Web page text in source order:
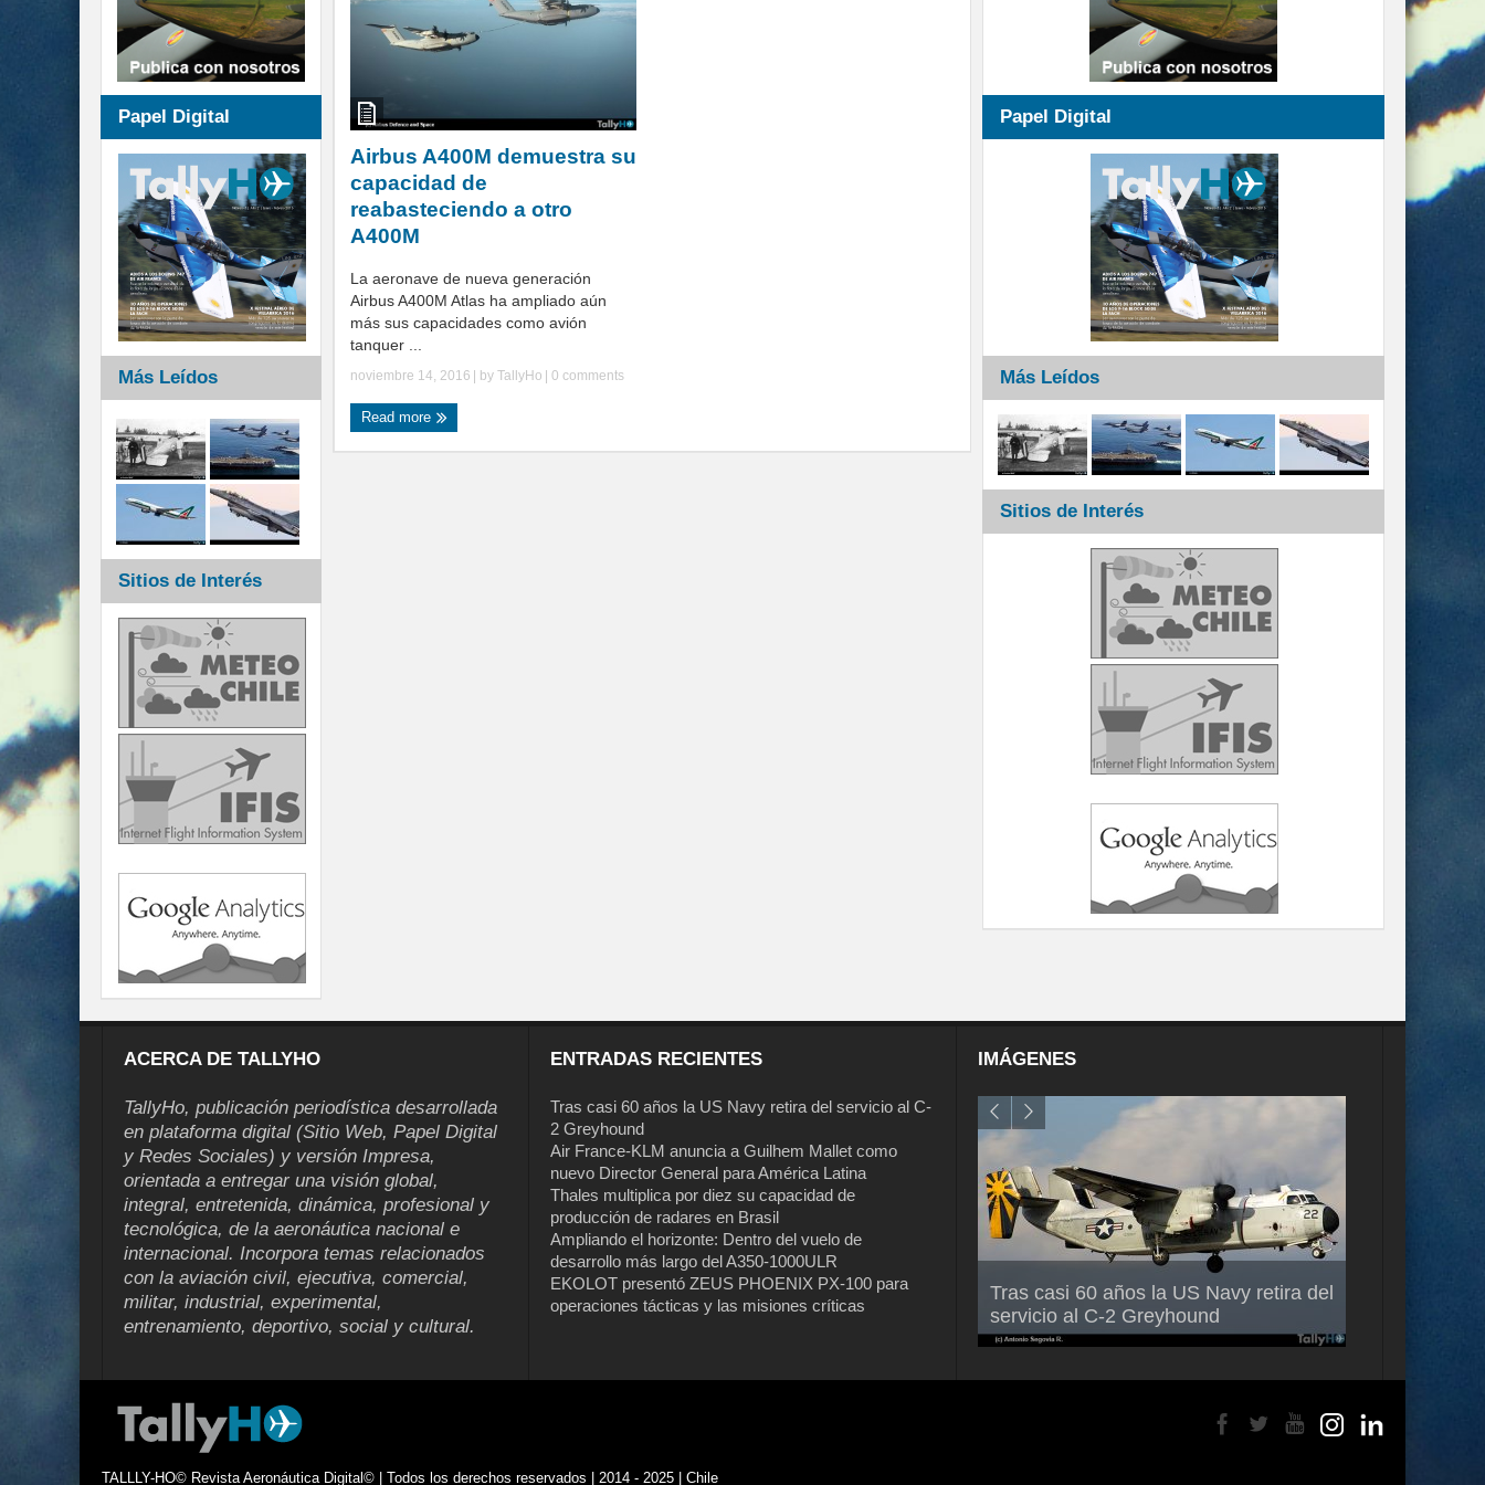
Airbus A400M demuestra su
capacidad de
reabasteciendo a otro
A400M
La aeronave de nueva generación
Airbus A400M Atlas ha ampliado aún
más sus capacidades como avión
tanquer ...
noviembre 14, 2016 | by TallyHo 0 comments
Read more
Papel Digital
Más Leídos
Sitios de Interés
Papel Digital
Más Leídos
Sitios de Interés
ACERCA DE TALLYHO
TallyHo, publicación periodística desarrollada
en plataforma digital (Sitio Web, Papel Digital
y Redes Sociales) y versión Impresa,
orientada a entregar una visión global,
integral, entretenida, dinámica, profesional y
tecnológica, de la aeronáutica nacional e
internacional. Incorpora temas relacionados
con la aviación civil, ejecutiva, comercial,
militar, industrial, experimental,
entrenamiento, deportivo, social y cultural.
ENTRADAS RECIENTES
Tras casi 60 años la US Navy retira del servicio al C-
2 Greyhound
Air France-KLM anuncia a Guilhem Mallet como
nuevo Director General para América Latina
Thales multiplica por diez su capacidad de
producción de radares en Brasil
Ampliando el horizonte: Dentro del vuelo de
desarrollo más largo del A350-1000ULR
EKOLOT presentó ZEUS PHOENIX PX-100 para
operaciones tácticas y las misiones críticas
IMÁGENES
Tras casi 60 años la US Navy retira del
servicio al C-2 Greyhound
Air France-KLM anuncia a Guilhem
Mallet como nuevo Director General
para América Latina
TALLLY-HO© Revista Aeronáutica Digital© | Todos los derechos reservados | 2014 - 2025 | Chile